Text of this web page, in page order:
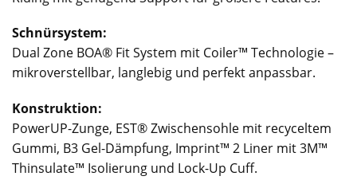
Schnürsystem:
Dual Zone BOA® Fit System mit Coiler™ Technologie –
mikroverstellbar, langlebig und perfekt anpassbar.
Konstruktion:
PowerUP-Zunge, EST® Zwischensohle mit recyceltem
Gummi, B3 Gel-Dämpfung, Imprint™ 2 Liner mit 3M™
Thinsulate™ Isolierung und Lock-Up Cuff.